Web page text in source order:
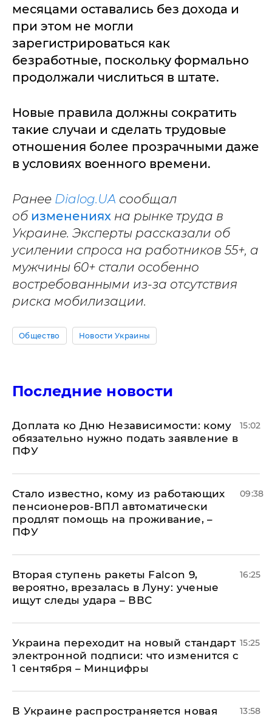
месяцами оставались без дохода и
при этом не могли
зарегистрироваться как
безработные, поскольку формально
продолжали числиться в штате.
Новые правила должны сократить
такие случаи и сделать трудовые
отношения более прозрачными даже
в условиях военного времени.
Ранее Dialog.UA сообщал
об изменениях на рынке труда в
Украине. Эксперты рассказали об
усилении спроса на работников 55+, а
мужчины 60+ стали особенно
востребованными из-за отсутствия
риска мобилизации.
Общество Новости Украины
Последние новости
Доплата ко Дню Независимости: кому
обязательно нужно подать заявление в
ПФУ
15:02
Стало известно, кому из работающих
пенсионеров-ВПЛ автоматически
продлят помощь на проживание, –
ПФУ
09:38
Вторая ступень ракеты Falcon 9,
вероятно, врезалась в Луну: ученые
ищут следы удара – ВВС
16:25
Украина переходит на новый стандарт
электронной подписи: что изменится с
1 сентября – Минцифры
15:25
В Украине распространяется новая 13:58